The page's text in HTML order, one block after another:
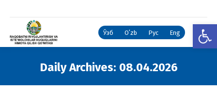
Ўзб Oʻzb Рус Eng
Daily Archives: 08.04.2026